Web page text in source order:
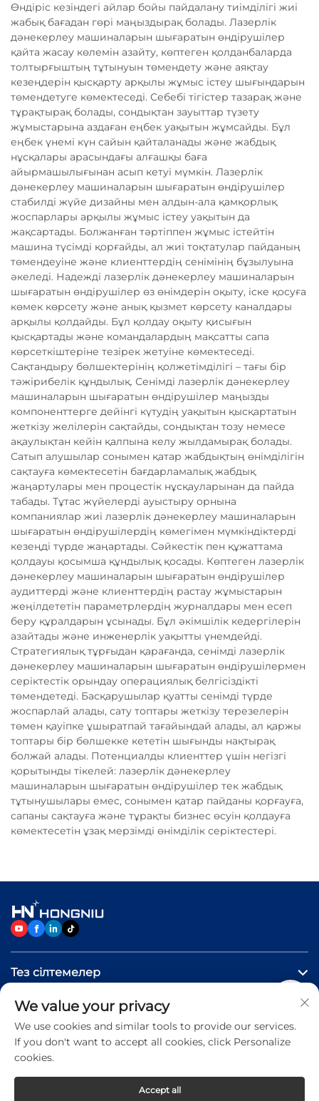
Өндіріс кезіндегі айлар бойы пайдалану тиімділігі жиі
жабық бағадан гөрі маңыздырақ болады. Лазерлік
дәнекерлеу машиналарын шығаратын өндірушілер
қайта жасау көлемін азайту, көптеген қолданбаларда
толтырғыштың тұтынуын төмендету және аяқтау
кезеңдерін қысқарту арқылы жұмыс істеу шығындарын
төмендетуге көмектеседі. Себебі тігістер тазарақ және
тұрақтырақ болады, сондықтан зауыттар түзету
жұмыстарына аздаған еңбек уақытын жұмсайды. Бұл
еңбек үнемі күн сайын қайталанады және жабдық
нұсқалары арасындағы алғашқы баға
айырмашылығынан асып кетуі мүмкін. Лазерлік
дәнекерлеу машиналарын шығаратын өндірушілер
стабилді жүйе дизайны мен алдын-ала қамқорлық
жоспарлары арқылы жұмыс істеу уақытын да
жақсартады. Болжанған тәртіппен жұмыс істейтін
машина түсімді қорғайды, ал жиі тоқтатулар пайданың
төмендеуіне және клиенттердің сенімінің бұзылуына
әкеледі. Надежді лазерлік дәнекерлеу машиналарын
шығаратын өндірушілер өз өнімдерін оқыту, іске қосуға
көмек көрсету және анық қызмет көрсету каналдары
арқылы қолдайды. Бұл қолдау оқыту қисығын
қысқартады және командалардың мақсатты сапа
көрсеткіштеріне тезірек жетуіне көмектеседі.
Сақтандыру бөлшектерінің қолжетімділігі – тағы бір
тәжірибелік құндылық. Сенімді лазерлік дәнекерлеу
машиналарын шығаратын өндірушілер маңызды
компоненттерге дейінгі күтудің уақытын қысқартатын
жеткізу желілерін сақтайды, сондықтан тозу немесе
ақаулықтан кейін қалпына келу жылдамырақ болады.
Сатып алушылар сонымен қатар жабдықтың өнімділігін
сақтауға көмектесетін бағдарламалық жабдық
жаңартулары мен процестік нұсқауларынан да пайда
табады. Тұтас жүйелерді ауыстыру орнына
компаниялар жиі лазерлік дәнекерлеу машиналарын
шығаратын өндірушілердің көмегімен мүмкіндіктерді
кезеңді түрде жаңартады. Сәйкестік пен құжаттама
қолдауы қосымша құндылық қосады. Көптеген лазерлік
дәнекерлеу машиналарын шығаратын өндірушілер
аудиттерді және клиенттердің растау жұмыстарын
жеңілдететін параметрлердің журналдары мен есеп
беру құралдарын ұсынады. Бұл әкімшілік кедергілерін
азайтады және инженерлік уақытты үнемдейді.
Стратегиялық тұрғыдан қарағанда, сенімді лазерлік
дәнекерлеу машиналарын шығаратын өндірушілермен
серіктестік орындау операциялық белгісіздікті
төмендетеді. Басқарушылар қуатты сенімді түрде
жоспарлай алады, сату топтары жеткізу терезелерін
төмен қауіпке ұшыратпай тағайындай алады, ал қаржы
топтары бір бөлшекке кететін шығынды нақтырақ
болжай алады. Потенциалды клиенттер үшін негізгі
қорытынды тікелей: лазерлік дәнекерлеу
машиналарын шығаратын өндірушілер тек жабдық
тұтынушылары емес, сонымен қатар пайданы қорғауға,
сапаны сақтауға және тұрақты бизнес өсуін қолдауға
көмектесетін ұзақ мерзімді өнімділік серіктестері.
Тез сілтемелер
Өнімдер
Бізге хабарласыңыз
We value your privacy
We use cookies and similar tools to provide our services.
If you don't want to accept all cookies, click Personalize
cookies.
Accept all